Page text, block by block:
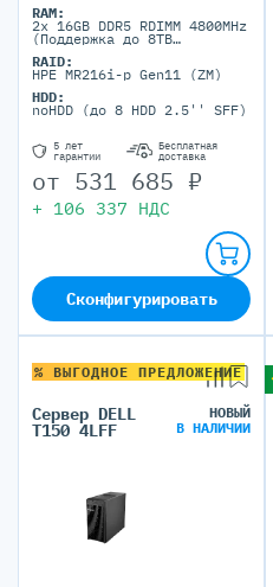
RAM:
2x 16GB DDR5 RDIMM 4800MHz
(Поддержка до 8TB
портов)
RAID:
HPE MR216i-p Gen11 (ZM)
HDD:
noHDD (до 8 HDD 2.5'' SFF)
5 лет
гарантии
Бесплатная
доставка
от 531 685 ₽
+ 106 337 НДС
Сконфигурировать
% ВЫГОДНОЕ ПРЕДЛОЖЕНИЕ
Сервер DELL
T150 4LFF
НОВЫЙ
В НАЛИЧИИ